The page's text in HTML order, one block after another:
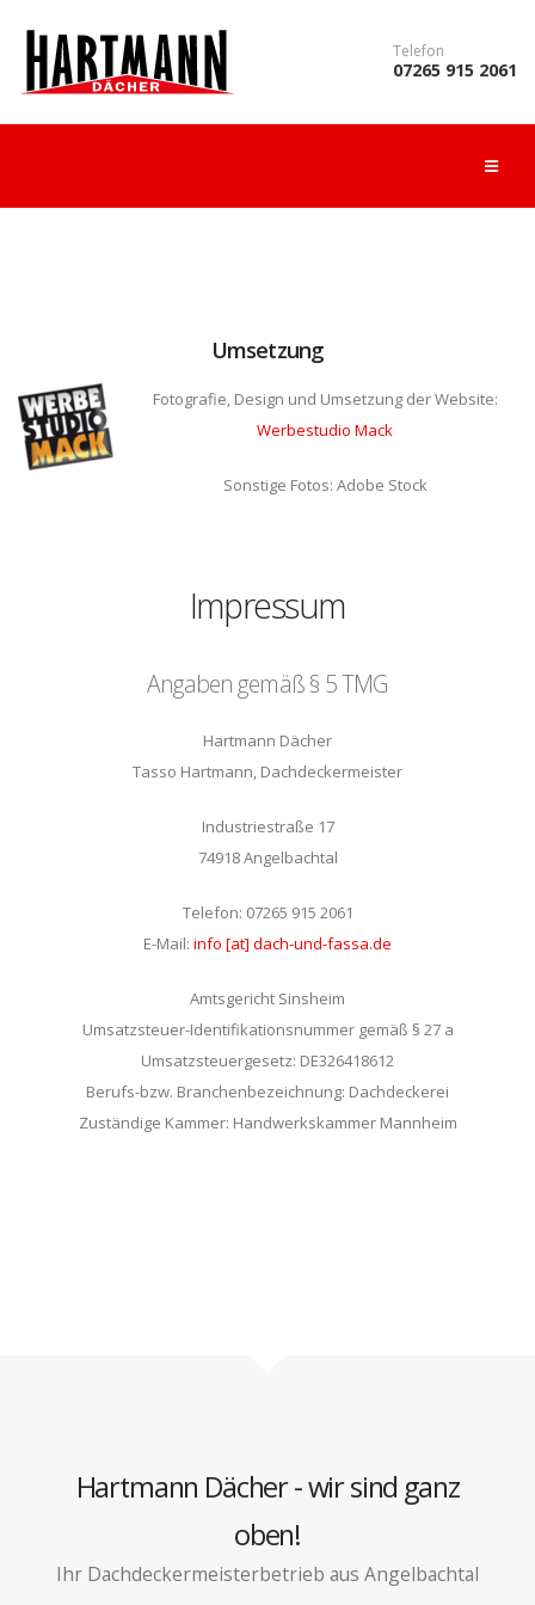
Telefon
07265 915 2061
Impressum
Angaben gemäß § 5 TMG
Hartmann Dächer
Tasso Hartmann, Dachdeckermeister
Industriestraße 17
74918 Angelbachtal
Telefon: 07265 915 2061
E-Mail: info [at] dach-und-fassa.de
Amtsgericht Sinsheim
Umsatzsteuer-Identifikationsnummer gemäß § 27 a
Umsatzsteuergesetz: DE326418612
Berufs-bzw. Branchenbezeichnung: Dachdeckerei
Zuständige Kammer: Handwerkskammer Mannheim
Umsetzung
Fotografie, Design und Umsetzung der Website:
Werbestudio Mack
Sonstige Fotos: Adobe Stock
Hartmann Dächer - wir sind ganz
oben!
Ihr Dachdeckermeisterbetrieb aus Angelbachtal